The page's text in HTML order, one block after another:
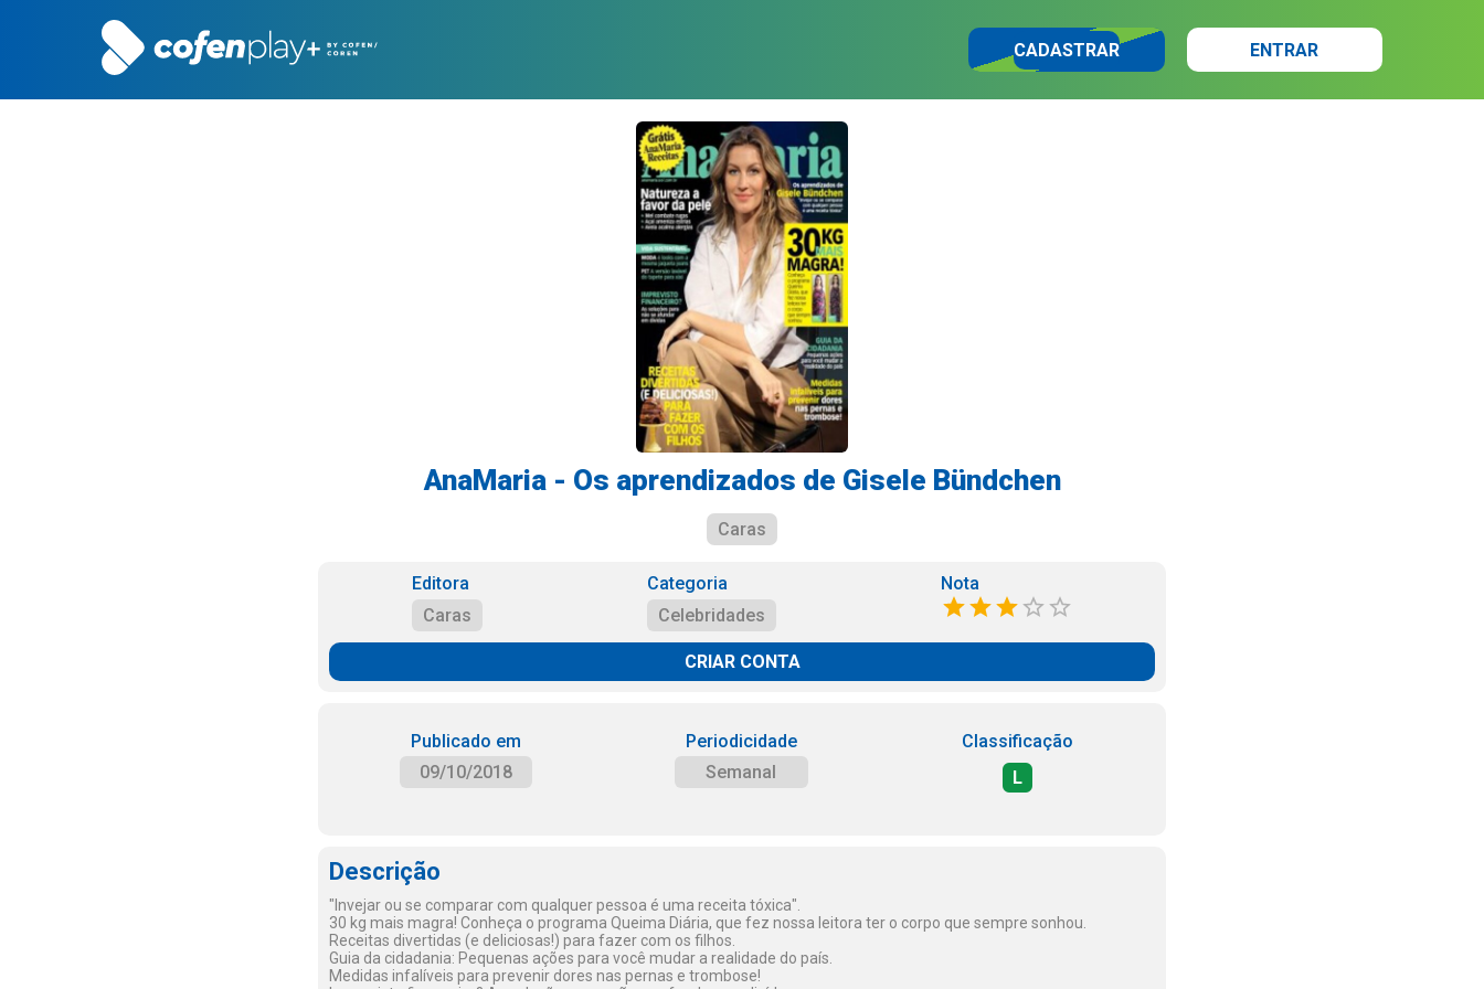
CADASTRAR ENTRAR
AnaMaria - Os aprendizados de Gisele Bündchen
Caras
Editora
Caras
Categoria
Celebridades
Nota
CRIAR CONTA
Publicado em
09/10/2018
Periodicidade
Semanal
Classificação
L
Descrição
"Invejar ou se comparar com qualquer pessoa é uma receita tóxica".
30 kg mais magra! Conheça o programa Queima Diária, que fez nossa leitora ter o corpo que sempre sonhou.
Receitas divertidas (e deliciosas!) para fazer com os filhos.
Guia da cidadania: Pequenas ações para você mudar a realidade do país.
Medidas infalíveis para prevenir dores nas pernas e trombose!